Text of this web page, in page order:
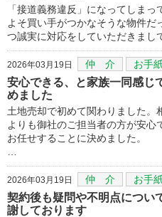
「接道義務違反」になってしま
よそ買い手がつかなそうな物件
つ誠実に対応をしていただきまし
2026年03月19日 仲 介 お手
安心できる、と家族一同感じ
めました
土地売却で初めて関わりました。
よりも御社のご担当者の方が安心
お任せすることに決めました。
2026年03月19日 仲 介 お手
契約後も疑問や不明点につい
謝しております